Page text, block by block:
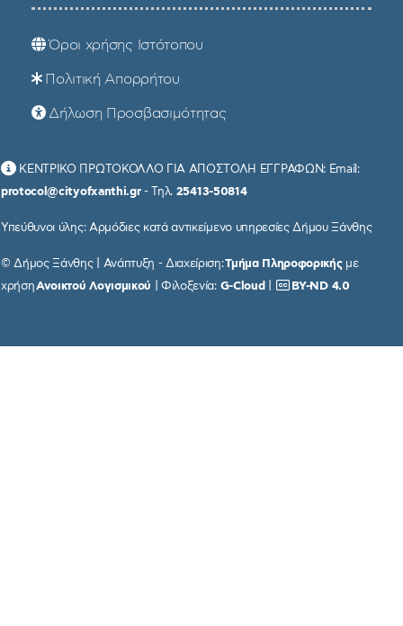
Όροι χρήσης Ιστότοπου
Πολιτική Απορρήτου
Δήλωση Προσβασιμότητας
ΚΕΝΤΡΙΚΟ ΠΡΩΤΟΚΟΛΛΟ ΓΙΑ ΑΠΟΣΤΟΛΗ ΕΓΓΡΑΦΩΝ: Email:
protocol@cityofxanthi.gr- Τηλ. 25413-50814
Υπεύθυνοι ύλης: Αρμόδιες κατά αντικείμενο υπηρεσίες Δήμου Ξάνθης
© Δήμος Ξάνθης | Ανάπτυξη - Διαχείριση:Τμήμα Πληροφορικήςμε
χρήσηΑνοικτού Λογισμικού | Φιλοξενία: G-Cloud BY-ND 4.0